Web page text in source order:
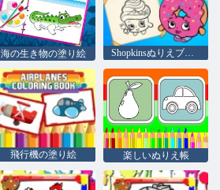
海の生き物の塗り絵 Shopkinsぬりえブック
飛行機の塗り絵 楽しいぬりえ帳